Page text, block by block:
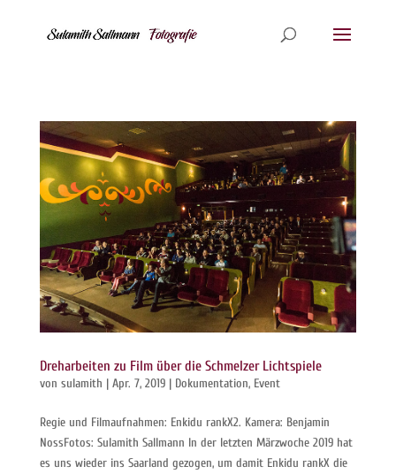
Dreharbeiten zu Film über die Schmelzer Lichtspiele
von sulamith | Apr. 7, 2019| Dokumentation, Event
Regie und Filmaufnahmen: Enkidu rankX2. Kamera: Benjamin
NossFotos: Sulamith Sallmann In der letzten Märzwoche 2019 hat
es uns wieder ins Saarland gezogen, um damit Enkidu rankX die